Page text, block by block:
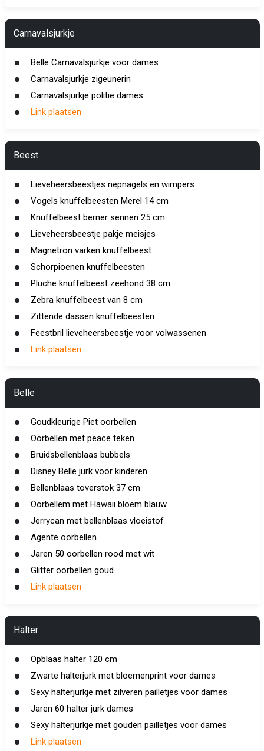
Carnavalsjurkje
Belle Carnavalsjurkje voor dames
Carnavalsjurkje zigeunerin
Carnavalsjurkje politie dames
Link plaatsen
Beest
Lieveheersbeestjes nepnagels en wimpers
Vogels knuffelbeesten Merel 14 cm
Knuffelbeest berner sennen 25 cm
Lieveheersbeestje pakje meisjes
Magnetron varken knuffelbeest
Schorpioenen knuffelbeesten
Pluche knuffelbeest zeehond 38 cm
Zebra knuffelbeest van 8 cm
Zittende dassen knuffelbeesten
Feestbril lieveheersbeestje voor volwassenen
Link plaatsen
Belle
Goudkleurige Piet oorbellen
Oorbellen met peace teken
Bruidsbellenblaas bubbels
Disney Belle jurk voor kinderen
Bellenblaas toverstok 37 cm
Oorbellem met Hawaii bloem blauw
Jerrycan met bellenblaas vloeistof
Agente oorbellen
Jaren 50 oorbellen rood met wit
Glitter oorbellen goud
Link plaatsen
Halter
Opblaas halter 120 cm
Zwarte halterjurk met bloemenprint voor dames
Sexy halterjurkje met zilveren pailletjes voor dames
Jaren 60 halter jurk dames
Sexy halterjurkje met gouden pailletjes voor dames
Link plaatsen